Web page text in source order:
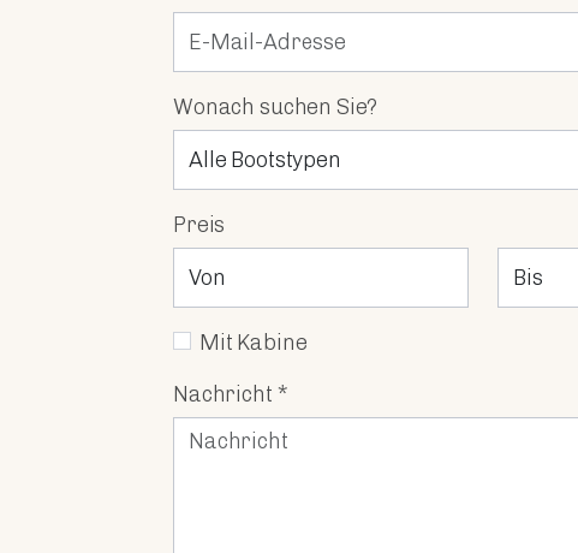
Wonach suchen Sie?
Preis
Mit Kabine
Nachricht *